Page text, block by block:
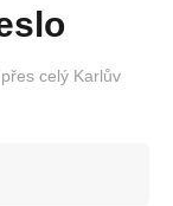
celý Karlův